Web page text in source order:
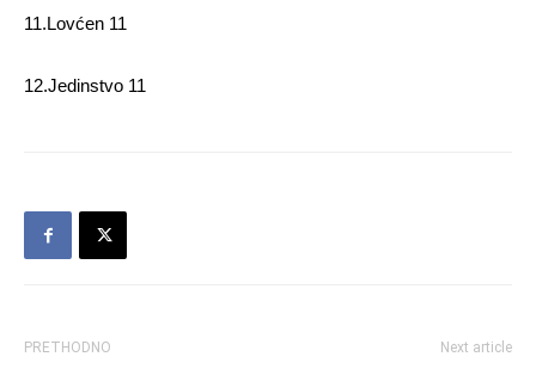
11.Lovćen 11
12.Jedinstvo 11
PRETHODNO Next article